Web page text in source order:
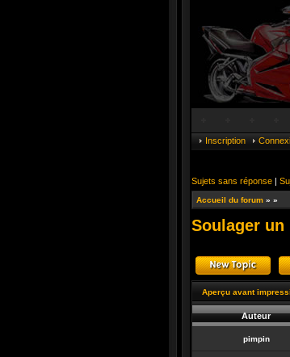
Inscription
Sujets sans réponse |
Accueil du forum » »
Soulager
Aperçu avant
Auteur
pimpin